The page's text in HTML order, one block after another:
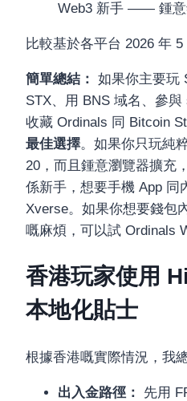
Web3 新手 —— 鍾意
比較基於各平台 2026 年
簡單總結： 如果你主要玩
STX、用 BNS 域名、參
收藏 Ordinals 同 Bitcoin
最佳選擇。如果你只玩純
20，而且鍾意瀏覽器擴充
係新手，想要手機 App 同
Xverse。如果你想要錢包
嘅麻煩，可以試 Ordinals
香港玩家使用
本地化貼士
根據香港嘅實際情況，我
出入金路徑：
先用